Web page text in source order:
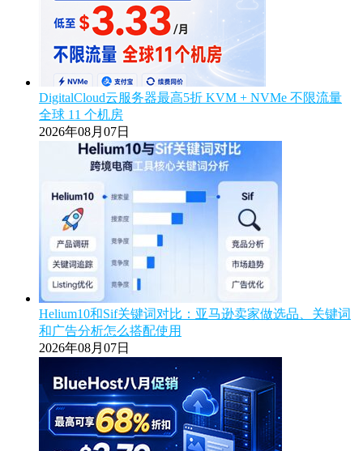
DigitalCloud云服务器最高5折 KVM + NVMe 不限流量
全球 11 个机房
2026年08月07日
Helium10和Sif关键词对比：亚马逊卖家做选品、关键词
和广告分析怎么搭配使用
2026年08月07日